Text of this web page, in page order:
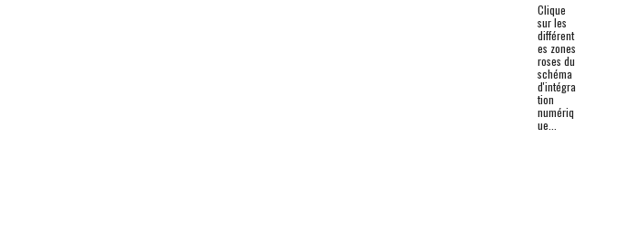
Clique
sur les
différent
es zones
roses du
schéma
d'intégra
tion
numériq
ue...